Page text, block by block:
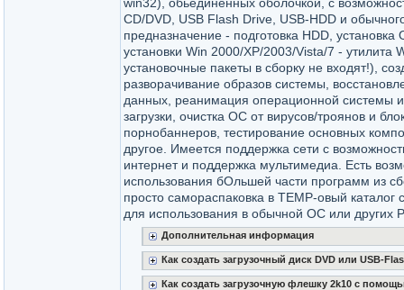
CD/DVD, USB Flash Drive, USB-HDD и
предназначение - подготовка HDD,
установки Win 2000/XP/2003/Vista/7 - утилита
установочные пакеты в сборку не входят!),
разворачивание образов системы,
данных, реанимация операционной системы
загрузки, очистка ОС от вирусов/троянов и
порнобаннеров, тестирование основных
другое. Имеется поддержка сети с
интернет и поддержка мультимедиа. Есть
использования бОльшей части программ из
просто самораспаковка в ТЕМР-овый каталог
для использования в обычной ОС или других
Дополнительная информация
Как создать загрузочный диск DVD или USB-
Как создать загрузочную флешку 2k10 с